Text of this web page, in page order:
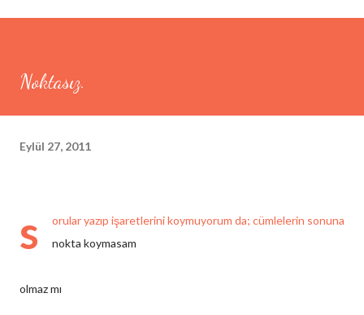
Noktasız.
Eylül 27, 2011
s
orular yazıp işaretlerini koymuyorum da; cümlelerin sonuna
nokta koymasam
olmaz mı